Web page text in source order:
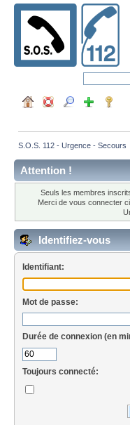
S.O.S. 112 - Urgence - Secours
Attention !
Seuls les membres
Merci de vous connecter
Identifiez-vous
Identifiant:
Mot de passe:
Durée de connexion (en
Toujours connecté: